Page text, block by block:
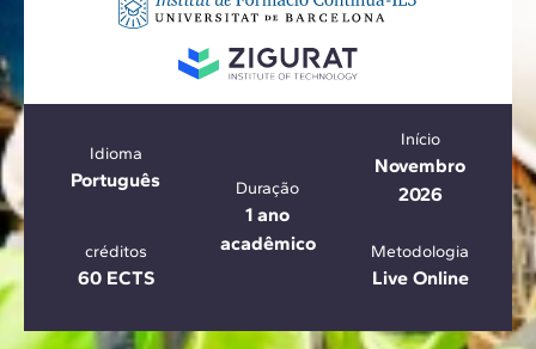
Idioma
Português Duração
1 ano
acadêmico
Início
Novembro
2026
créditos
60 ECTS
Metodologia
Live Online